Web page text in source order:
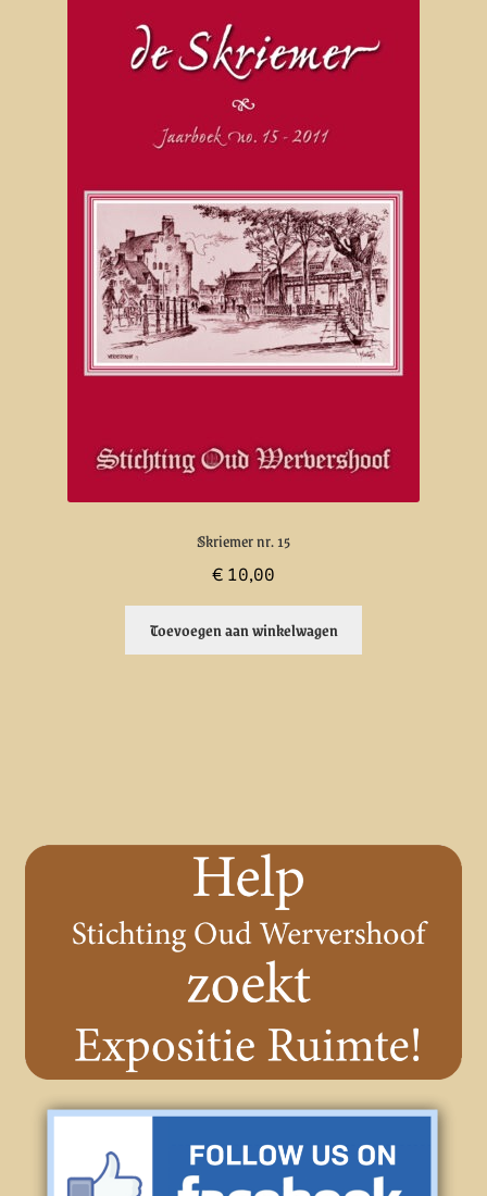
Skriemer nr. 15
€ 10,00
Toevoegen aan winkelwagen